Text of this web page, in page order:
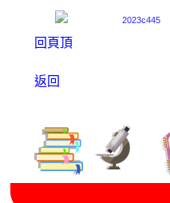
回頁頂
返回